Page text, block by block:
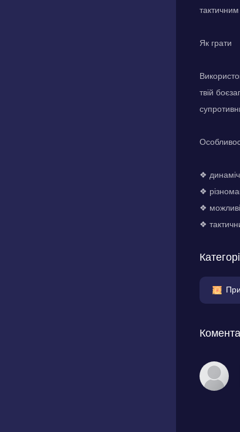
Як грати
твій
❖
❖
❖
❖